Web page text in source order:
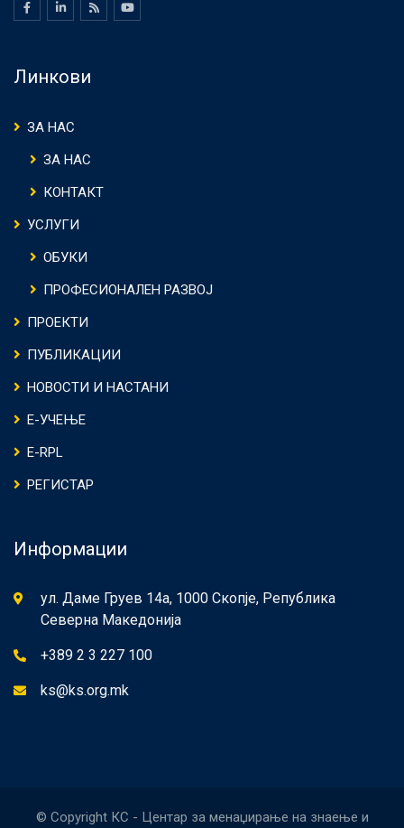
Линкови
ЗА НАС
ЗА НАС
КОНТАКТ
УСЛУГИ
ОБУКИ
ПРОФЕСИОНАЛЕН РАЗВОЈ
ПРОЕКТИ
ПУБЛИКАЦИИ
НОВОСТИ И НАСТАНИ
Е-УЧЕЊЕ
E-RPL
РЕГИСТАР
Информации
ул. Даме Груев 14а, 1000 Скопје, Република
Северна Македонија
+389 2 3 227 100
ks@ks.org.mk
© Copyright КС - Центар за менаџирање на знаење и